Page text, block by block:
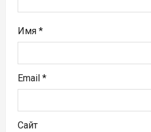
я
м
Имя *
Email *
Сайт